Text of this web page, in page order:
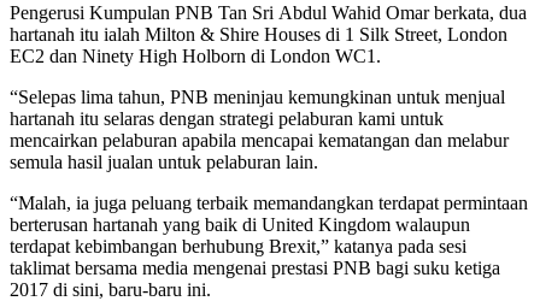
Pengerusi Kumpulan PNB Tan Sri Abdul Wahid Omar berkata, dua
hartanah itu ialah Milton & Shire Houses di 1 Silk Street, London
EC2 dan Ninety High Holborn di London WC1.
“Selepas lima tahun, PNB meninjau kemungkinan untuk menjual
hartanah itu selaras dengan strategi pelaburan kami untuk
mencairkan pelaburan apabila mencapai kematangan dan melabur
semula hasil jualan untuk pelaburan lain.
“Malah, ia juga peluang terbaik memandangkan terdapat permintaan
berterusan hartanah yang baik di United Kingdom walaupun
terdapat kebimbangan berhubung Brexit,” katanya pada sesi
taklimat bersama media mengenai prestasi PNB bagi suku ketiga
2017 di sini, baru-baru ini.